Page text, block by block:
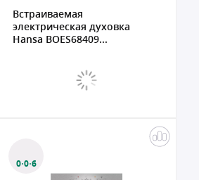
Встраиваемая
электрическая духовка
Hansa BOES68409...
0·0·6